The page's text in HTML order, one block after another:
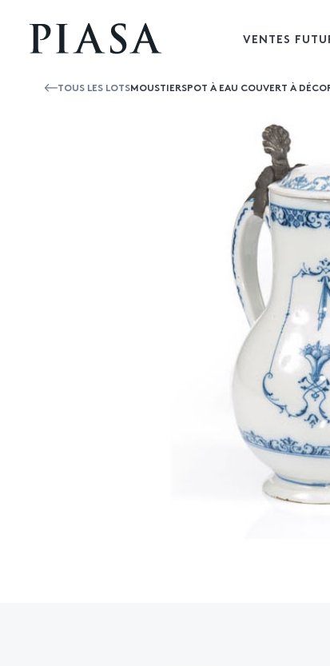
VENTES
TOUS LES LOTSMOUSTIERSPOT À EAU COUVERT À